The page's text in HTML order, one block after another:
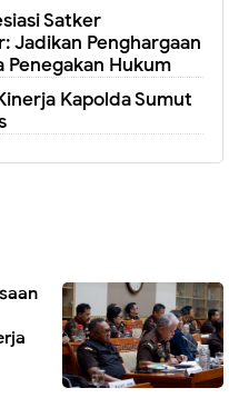
Satker
Jadikan Penghargaan
Penegakan Hukum
Kapolda Sumut